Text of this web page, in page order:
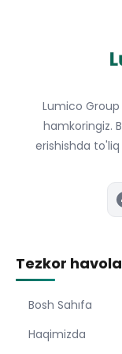
Lumico
hamkoringiz.
erishishda
Tezkor
Bosh Sahıfa
Haqimizda